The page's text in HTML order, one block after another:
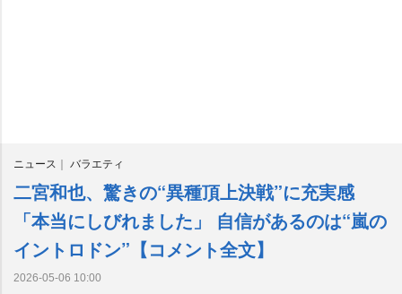
ニュース バラエティ
二宮和也、驚きの“異種頂上決戦”に充実感
「本当にしびれました」 自信があるのは“嵐の
イントロドン”【コメント全文】
2026-05-06 10:00